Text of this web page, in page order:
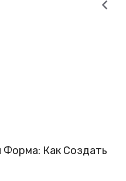
Форма: Как Создать